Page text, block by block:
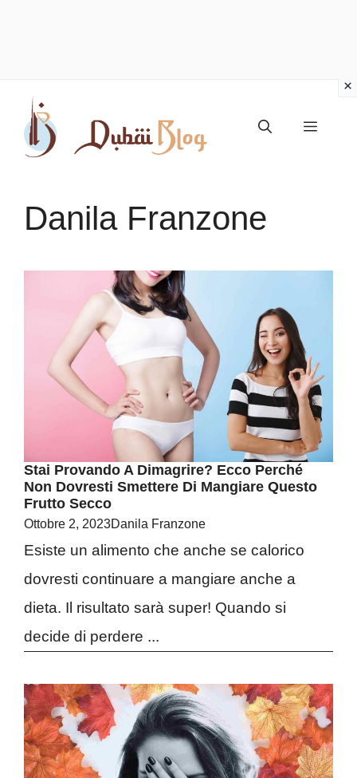
contenuto
Menu
Danila Franzone
Stai Provando A Dimagrire? Ecco Perché
Non Dovresti Smettere Di Mangiare Questo
Frutto Secco
Ottobre 2, 2023Danila Franzone
Esiste un alimento che anche se calorico
dovresti continuare a mangiare anche a
dieta. Il risultato sarà super! Quando si
decide di perdere ...